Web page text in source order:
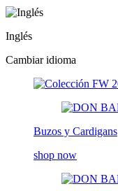
Inglés
Cambiar idioma
Buzos y Cardigans
shop now